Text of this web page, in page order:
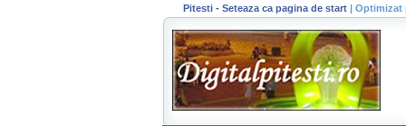
Pitesti - Seteaza ca pagina de start | Optimizat